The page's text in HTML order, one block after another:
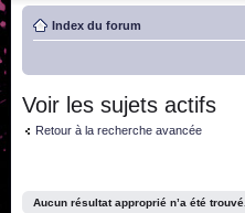
Index du forum
Voir les sujets actifs
Retour à la recherche avancée
Aucun résultat approprié n’a été trouvé.